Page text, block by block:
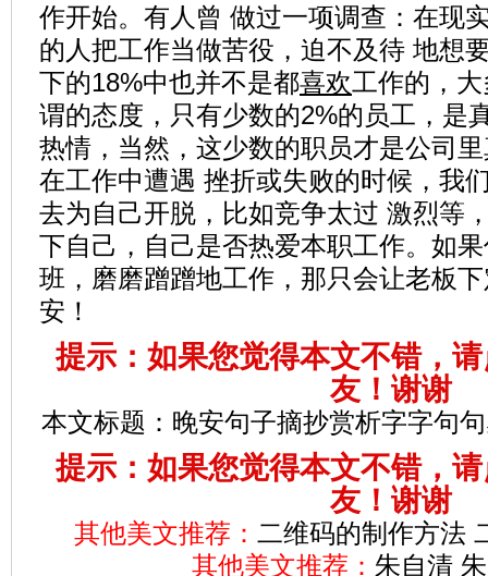
作开始。有人曾 做过一项调查：在现
的人把工作当做苦役，迫不及待 地想
下的18%中也并不是都喜欢工作的，
谓的态度，只有少数的2%的员工，是
热情，当然，这少数的职员才是公司
在工作中遭遇 挫折或失败的时候，我
去为自己开脱，比如竞争太过 激烈等
下自己，自己是否热爱本职工作。如
班，磨磨蹭蹭地工作，那只会让老板
安！
提示：如果您觉得本文不错，
友！谢谢
本文标题： 晚安句子摘抄赏析字字句
提示：如果您觉得本文不错，
友！谢谢
其他美文推荐： 二维码的制作方法
其他美文推荐： 朱自清